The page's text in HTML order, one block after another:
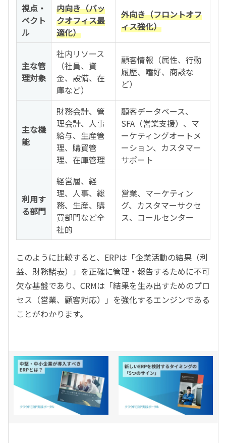
視点・
ベクト
ル
内向き（バッ
クオフィス最
適化）
外向き（フロントオフ
ィス強化）
主な管
理対象
社内リソース
（社員、資
金、設備、在
庫など）
顧客情報（属性、行動
履歴、嗜好、商談な
ど）
主な機
能
財務会計、管
理会計、人事
給与、生産管
理、購買管
理、在庫管理
顧客データベース、
SFA（営業支援）、マ
ーケティングオートメ
ーション、カスタマー
サポート
利用す
る部門
経営層、経
理、人事、総
務、生産、購
買部門など全
社的
営業、マーケティン
グ、カスタマーサクセ
ス、コールセンター
このように比較すると、ERPは「企業活動の結果（利
益、財務諸表）」を正確に管理・報告するために不可
欠な基盤であり、CRMは「結果を生み出すためのプロ
セス（営業、顧客対応）」を強化するエンジンである
ことがわかります。